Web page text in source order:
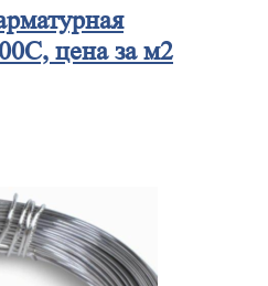
цена за м2